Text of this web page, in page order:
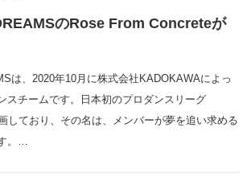
のRose From Concreteが
は、2020年10月に株式会社KADOKAWAによっ
スチームです。日本初のプロダンスリーグ
しており、その名は、メンバーが夢を追い求める
。…